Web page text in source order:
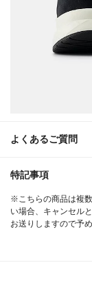
よくあるご質問
特記事項
※こちらの商品は複
い場合、キャンセル
お送りしますので予